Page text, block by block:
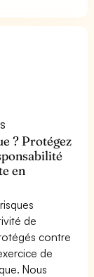
? Protégez
en
de
contre
de
Nous